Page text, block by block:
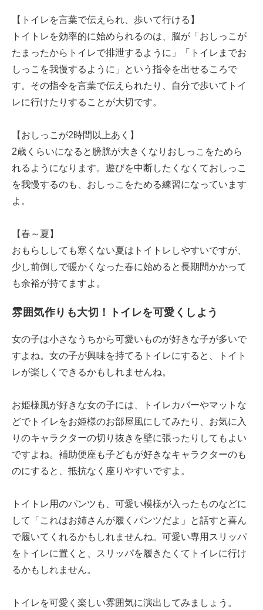
【トイレを言葉で伝えられ、歩いて行ける】
トイトレを効率的に始められるのは、脳が「おしっこが
たまったからトイレで排泄するように」「トイレまでお
しっこを我慢するように」という指令を出せるころで
す。その指令を言葉で伝えられたり、自分で歩いてトイ
レに行けたりすることが大切です。
【おしっこが2時間以上あく】
2歳くらいになると膀胱が大きくなりおしっこをためら
れるようになります。遊びを中断したくなくておしっこ
を我慢するのも、おしっこをためる練習になっています
よ。
【春～夏】
おもらししても寒くない夏はトイトレしやすいですが、
少し前倒しで暖かくなった春に始めると長期間かかって
も余裕が持てますよ。
雰囲気作りも大切！トイレを可愛くしよう
女の子は小さなうちから可愛いものが好きな子が多いで
すよね。女の子が興味を持てるトイレにすると、トイト
レが楽しくできるかもしれませんね。
お姫様風が好きな女の子には、トイレカバーやマットな
どでトイレをお姫様のお部屋風にしてみたり、お気に入
りのキャラクターの切り抜きを壁に張ったりしてもよい
ですよね。補助便座も子どもが好きなキャラクターのも
のにすると、抵抗なく座りやすいですよ。
トイトレ用のパンツも、可愛い模様が入ったものなどに
して「これはお姉さんが履くパンツだよ」と話すと喜ん
で履いてくれるかもしれませんね。可愛い専用スリッパ
をトイレに置くと、スリッパを履きたくてトイレに行け
るかもしれません。
トイレを可愛く楽しい雰囲気に演出してみましょう。